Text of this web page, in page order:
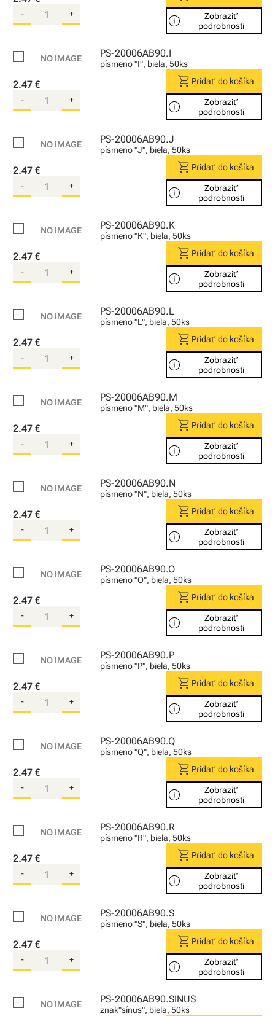
- + info
Zobraziť
podrobnosti
PS-20006AB90.I
písmeno "I", biela, 50ks
2.47 €
- +
shopping_cart Pridať do košíka
info
Zobraziť
podrobnosti
PS-20006AB90.J
písmeno "J", biela, 50ks
2.47 €
- +
shopping_cart Pridať do košíka
info
Zobraziť
podrobnosti
PS-20006AB90.K
písmeno "K", biela, 50ks
2.47 €
- +
shopping_cart Pridať do košíka
info
Zobraziť
podrobnosti
PS-20006AB90.L
písmeno "L", biela, 50ks
2.47 €
- +
shopping_cart Pridať do košíka
info
Zobraziť
podrobnosti
PS-20006AB90.M
písmeno "M", biela, 50ks
2.47 €
- +
shopping_cart Pridať do košíka
info
Zobraziť
podrobnosti
PS-20006AB90.N
písmeno "N", biela, 50ks
2.47 €
- +
shopping_cart Pridať do košíka
info
Zobraziť
podrobnosti
PS-20006AB90.O
písmeno "O", biela, 50ks
2.47 €
- +
shopping_cart Pridať do košíka
info
Zobraziť
podrobnosti
PS-20006AB90.P
písmeno "P", biela, 50ks
2.47 €
- +
shopping_cart Pridať do košíka
info
Zobraziť
podrobnosti
PS-20006AB90.Q
písmeno "Q", biela, 50ks
2.47 €
- +
shopping_cart Pridať do košíka
info
Zobraziť
podrobnosti
PS-20006AB90.R
písmeno "R", biela, 50ks
2.47 €
- +
shopping_cart Pridať do košíka
info
Zobraziť
podrobnosti
PS-20006AB90.S
písmeno "S", biela, 50ks
2.47 €
- +
shopping_cart Pridať do košíka
info
Zobraziť
podrobnosti
PS-20006AB90.SINUS
znak"sínus", biela, 50ks